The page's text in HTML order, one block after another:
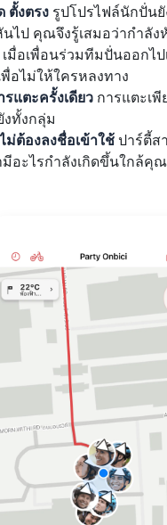
ตั้งตรงรูปโปรไฟล์นักปั่น
ไป คุณจึงรู้เสมอว่ากำลัง
เมื่อเพื่อนร่วมทีมปั่นออกไ
พื่อไม่ให้ใครหลงทาง
แตะครั้งเดียวการแตะเพี
ทั้งกลุ่ม
ม่ต้องลงชื่อเข้าใช้ปาร์ตี้ส
อะไรกำลังเกิดขึ้นใกล้คุณ